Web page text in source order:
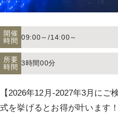
よくあるご質問
TEL.011-
開催
時間
09:00～/14:00～
所要
時間
3時間00分
【2026年12月-2027年3月に
式を挙げるとお得が叶います